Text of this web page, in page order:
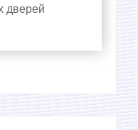
дверей